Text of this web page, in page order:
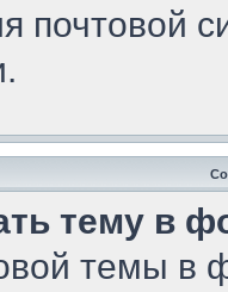
почтовой
тему в
темы в